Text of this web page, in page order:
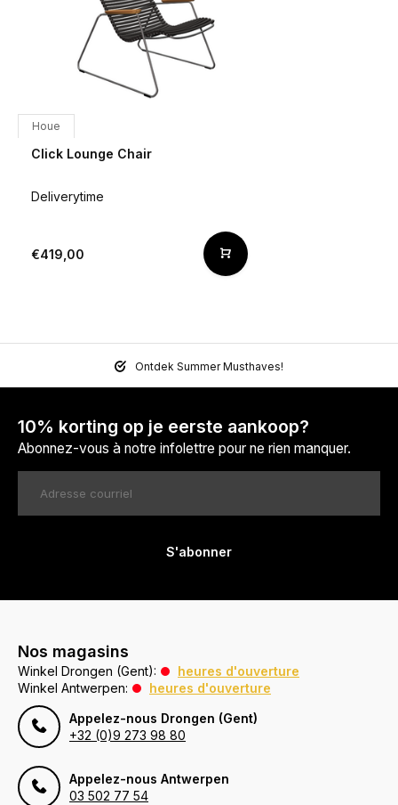
Houe
Click Lounge Chair
Deliverytime
€419,00
Ontdek Summer Musthaves!
10% korting op je eerste aankoop?
Abonnez-vous à notre infolettre pour ne rien manquer.
S'abonner
Nos magasins
Winkel Drongen (Gent):
heures d'ouverture
Winkel Antwerpen:
heures d'ouverture
Appelez-nous Drongen (Gent)
+32 (0)9 273 98 80
Appelez-nous Antwerpen
03 502 77 54